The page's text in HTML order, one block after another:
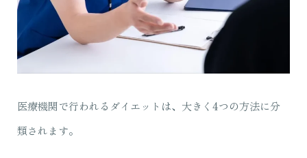
医療機関で行われるダイエットは、大きく4つの方法に分
類されます。